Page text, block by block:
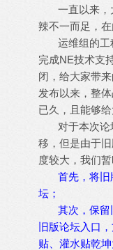
一直以来，
辣不一而足，
运维组的工
完成NE技术支
闭，给大家带
发布以来，整
已久，且能够
对于本次论
移，但是由于
度较大，我们
首先，将
坛；
其次，保留
旧版论坛入口
贴、灌水贴乾